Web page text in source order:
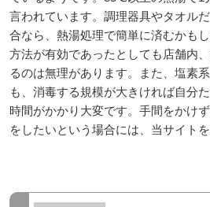
言われています。調理器具やタオル
合なら、熱湯処理で簡単に済むかも
方法が有効であったとしても店舗内
るのは無理があります。また、塩素
も、消毒する規模が大きければ自分
時間がかかり大変です。手間をかけ
をしたいという場合には、当サイト